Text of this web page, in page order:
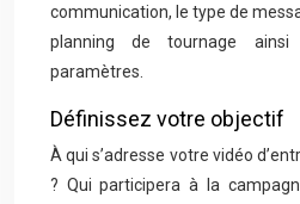
communication, le type de
planning de tournage ainsi
paramètres.
Définissez votre objectif
À qui s’adresse votre vidéo
? Qui participera à la